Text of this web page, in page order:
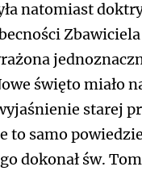
natomiast
święto miało
starej
to samo
dokonał św.